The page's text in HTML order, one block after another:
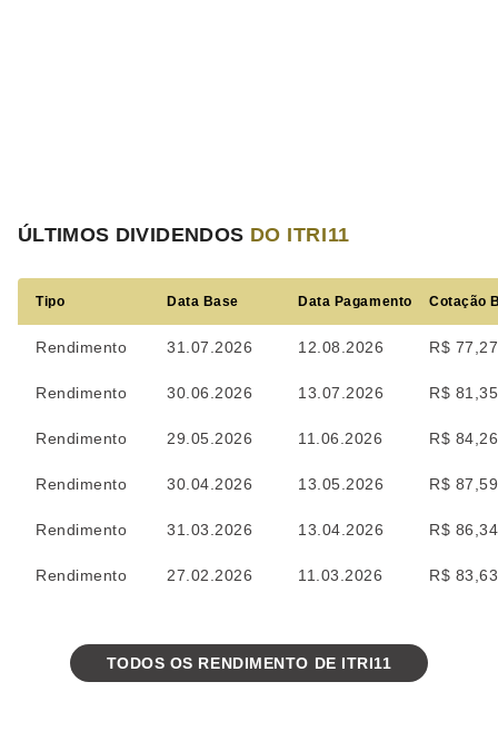
ÚLTIMOS DIVIDENDOS DO ITRI11
Tipo Data Base Data Pagamento Cotação
Rendimento 31.07.2026 12.08.2026 R$ 77,27
Rendimento 30.06.2026 13.07.2026 R$ 81,35
Rendimento 29.05.2026 11.06.2026 R$ 84,26
Rendimento 30.04.2026 13.05.2026 R$ 87,59
Rendimento 31.03.2026 13.04.2026 R$ 86,34
Rendimento 27.02.2026 11.03.2026 R$ 83,63
TODOS OS RENDIMENTO DE ITRI11